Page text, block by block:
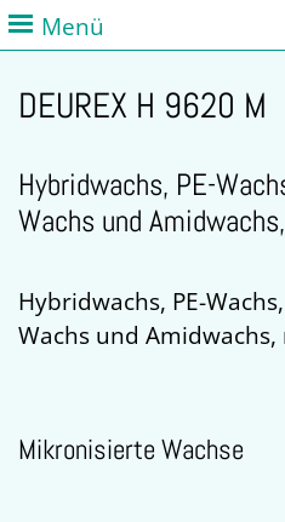
Menü
DEUREX H 9620 M
Hybridwachs, PE-
Wachs und
Hybridwachs, PE-
Wachs und
Mikronisierte Wachse